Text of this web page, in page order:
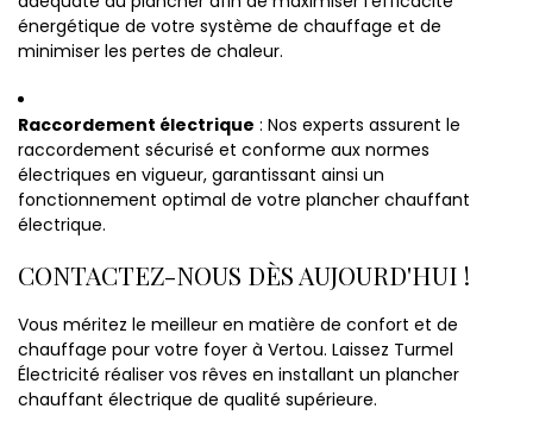
énergétique de votre système de chauffage et de
minimiser les pertes de chaleur.
Raccordement électrique : Nos experts assurent le
raccordement sécurisé et conforme aux normes
électriques en vigueur, garantissant ainsi un
fonctionnement optimal de votre plancher chauffant
électrique.
CONTACTEZ-NOUS DÈS AUJOURD'HUI !
Vous méritez le meilleur en matière de confort et de
chauffage pour votre foyer à Vertou. Laissez Turmel
Électricité réaliser vos rêves en installant un plancher
chauffant électrique de qualité supérieure.